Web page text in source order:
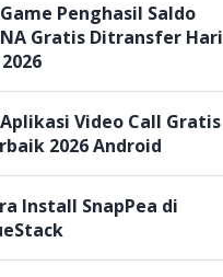
Penghasil Saldo
Gratis Ditransfer Hari
Video Call Gratis
2026 Android
Install SnapPea di